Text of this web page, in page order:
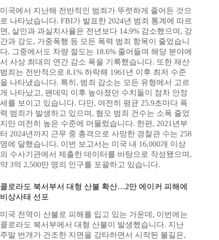
미국에서 지난해 전반적인 범죄가 뚜렷하게 줄어든 것으
로 나타났습니다. FBI가 발표한 2024년 범죄 통계에 따르
면, 살인과 과실치사율은 전년보다 14.9% 감소했으며, 강
간과 강도, 가중폭행 등 모든 폭력 범죄 항목이 줄었습니
다. 그중에서도 차량 절도는 18.6% 줄어들며 해당 분야에
서 사상 최대의 연간 감소 폭을 기록했습니다. 또한 재산
범죄는 전반적으로 8.1% 하락해 1961년 이후 최저 수준
을 나타냈습니다. 특히, 범죄 감소는 모든 유형에서 고르
게 나타났고, 팬데믹 이후 높아졌던 수치들이 점차 안정
세를 보이고 있습니다. 다만, 여전히 평균 25.9초마다 폭
력 범죄가 발생하고 있으며, 혐오 범죄 건수는 소폭 줄었
지만 여전히 높은 수준에 머물렀습니다. 한편, 2021년부
터 2024년까지 근무 중 총격으로 사망한 경찰관 수는 258
명에 달했습니다. 이번 보고서는 미국 내 16,000개 이상
의 수사기관에서 제출한 데이터를 바탕으로 작성됐으며,
약 3억 2,500만 명의 인구를 포괄하고 있습니다.
콜로라도 북서부서 대형 산불 확산…2만 에이커 피해에
비상사태 선포
미국 전역이 산불로 피해를 입고 있는 가운데, 이번에는
콜로라도 북서부에서 대형 산불이 발생했습니다. 지난
주말 번개가 건조한 지면을 강타하면서 시작된 불길은,